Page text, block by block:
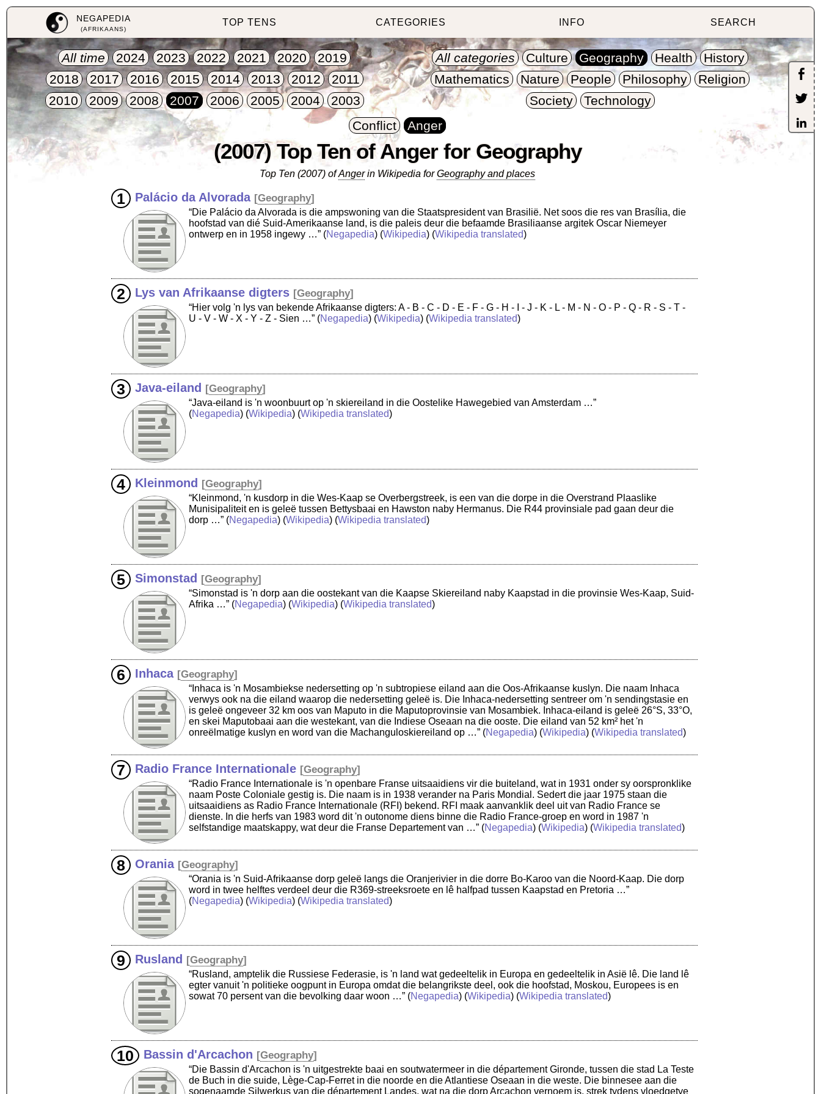
NEGAPEDIA
(AFRIKAANS)
TOP TENS CATEGORIES INFO SEARCH
All time 2024 2023 2022 2021 2020
2019
2018
2017 2016 2015 2014 2013 2012
2011
2010
2009 2008 2007 2006 2005 2004 2003
All categories Culture Geography Health
History
Mathematics
Nature People Philosophy
Religion
Society
Technology
Conflict
Anger
(2007) Top Ten of Anger for Geography
Top Ten (2007) ofAngerin Wikipedia forGeography and places
Palácio da Alvorada [Geography]
“Die Palácio da Alvorada is die ampswoning van die Staatspresident van Brasilië. Net soos die res van Brasília, die
hoofstad van dié Suid-Amerikaanse land, is die paleis deur die befaamde Brasiliaanse argitek Oscar Niemeyer
ontwerp en in 1958 ingewy …” (Negapedia) (Wikipedia) (Wikipedia translated)
Lys van Afrikaanse digters [Geography]
“Hier volg 'n lys van bekende Afrikaanse digters: A - B - C - D - E - F - G - H - I - J - K - L - M - N - O - P - Q - R - S - T -
U - V - W - X - Y - Z - Sien …” (Negapedia) (Wikipedia) (Wikipedia translated)
Java-eiland [Geography]
“Java-eiland is 'n woonbuurt op 'n skiereiland in die Oostelike Hawegebied van Amsterdam …”
(Negapedia) (Wikipedia) (Wikipedia translated)
Kleinmond [Geography]
“Kleinmond, 'n kusdorp in die Wes-Kaap se Overbergstreek, is een van die dorpe in die Overstrand Plaaslike
Munisipaliteit en is geleë tussen Bettysbaai en Hawston naby Hermanus. Die R44 provinsiale pad gaan deur die
dorp …” (Negapedia) (Wikipedia) (Wikipedia translated)
Simonstad [Geography]
“Simonstad is 'n dorp aan die oostekant van die Kaapse Skiereiland naby Kaapstad in die provinsie Wes-Kaap, Suid-
Afrika …” (Negapedia) (Wikipedia) (Wikipedia translated)
Inhaca [Geography]
“Inhaca is 'n Mosambiekse nedersetting op 'n subtropiese eiland aan die Oos-Afrikaanse kuslyn. Die naam Inhaca
verwys ook na die eiland waarop die nedersetting geleë is. Die Inhaca-nedersetting sentreer om 'n sendingstasie en
is geleë ongeveer 32 km oos van Maputo in die Maputoprovinsie van Mosambiek. Inhaca-eiland is geleë 26°S, 33°O,
en skei Maputobaai aan die westekant, van die Indiese Oseaan na die ooste. Die eiland van 52 km² het 'n
onreëlmatige kuslyn en word van die Machanguloskiereiland op …” (Negapedia) (Wikipedia) (Wikipedia translated)
Radio France Internationale [Geography]
“Radio France Internationale is 'n openbare Franse uitsaaidiens vir die buiteland, wat in 1931 onder sy oorspronklike
naam Poste Coloniale gestig is. Die naam is in 1938 verander na Paris Mondial. Sedert die jaar 1975 staan die
uitsaaidiens as Radio France Internationale (RFI) bekend. RFI maak aanvanklik deel uit van Radio France se
dienste. In die herfs van 1983 word dit 'n outonome diens binne die Radio France-groep en word in 1987 'n
selfstandige maatskappy, wat deur die Franse Departement van …” (Negapedia) (Wikipedia) (Wikipedia translated)
Orania [Geography]
“Orania is 'n Suid-Afrikaanse dorp geleë langs die Oranjerivier in die dorre Bo-Karoo van die Noord-Kaap. Die dorp
word in twee helftes verdeel deur die R369-streeksroete en lê halfpad tussen Kaapstad en Pretoria …”
(Negapedia) (Wikipedia) (Wikipedia translated)
Rusland [Geography]
“Rusland, amptelik die Russiese Federasie, is 'n land wat gedeeltelik in Europa en gedeeltelik in Asië lê. Die land lê
egter vanuit 'n politieke oogpunt in Europa omdat die belangrikste deel, ook die hoofstad, Moskou, Europees is en
sowat 70 persent van die bevolking daar woon …” (Negapedia) (Wikipedia) (Wikipedia translated)
Bassin d'Arcachon [Geography]
“Die Bassin d'Arcachon is 'n uitgestrekte baai en soutwatermeer in die département Gironde, tussen die stad La Teste
de Buch in die suide, Lège-Cap-Ferret in die noorde en die Atlantiese Oseaan in die weste. Die binnesee aan die
sogenaamde Silwerkus van die département Landes, wat na die dorp Arcachon vernoem is, strek tydens vloedgetye